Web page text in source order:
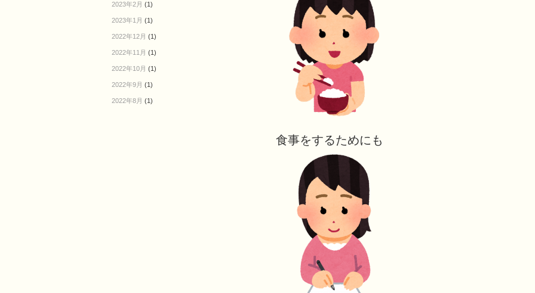
2023年2月 (1)
2023年1月 (1)
2022年12月 (1)
2022年11月 (1)
2022年10月 (1)
2022年9月 (1)
2022年8月 (1)
食事をするためにも